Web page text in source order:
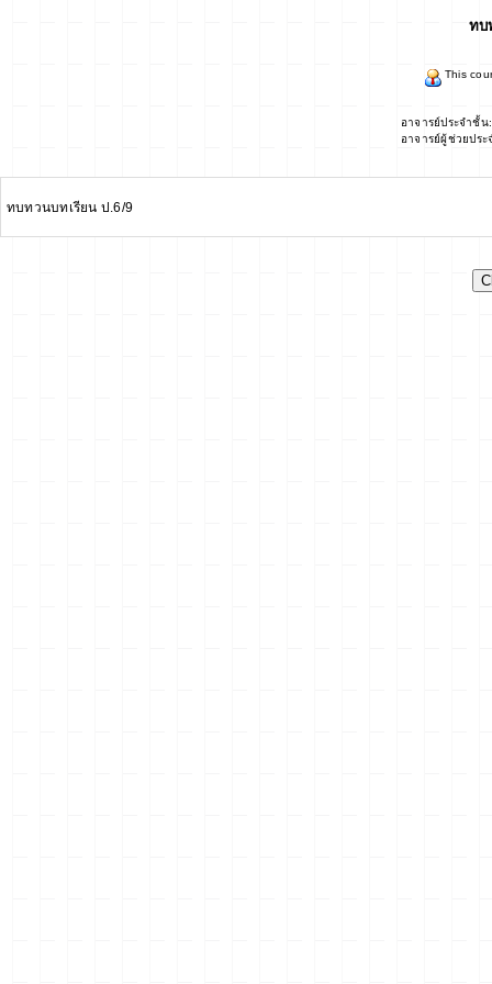
ทบ
This
อาจารย์ประจำชั้
อาจารย์ผู้ช่วยปร
ทบทวนบทเรียน ป.6/9